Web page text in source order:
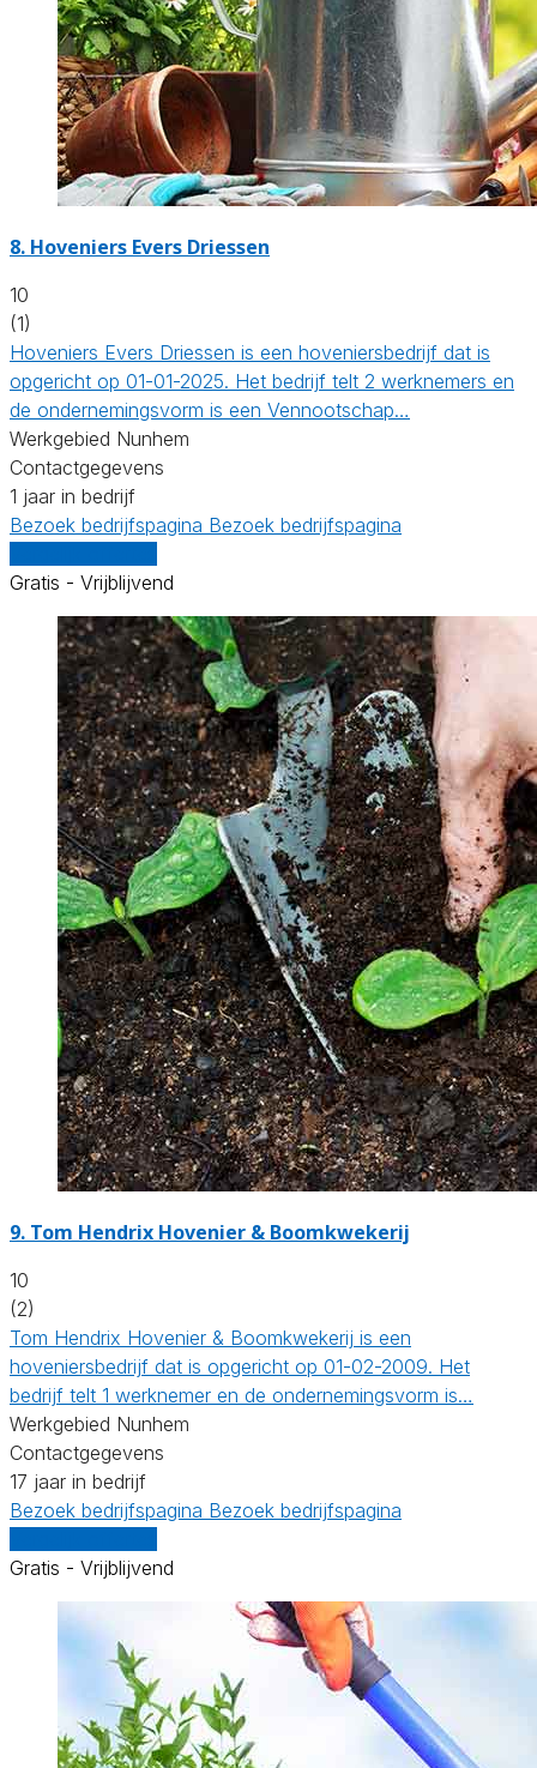
8. Hoveniers Evers Driessen
10
(1)
Hoveniers Evers Driessen is een hoveniersbedrijf dat is
opgericht op 01-01-2025. Het bedrijf telt 2 werknemers en
de ondernemingsvorm is een Vennootschap…
Werkgebied Nunhem
Contactgegevens
1 jaar in bedrijf
Bezoek bedrijfspagina Bezoek bedrijfspagina
Gratis - Vrijblijvend
9. Tom Hendrix Hovenier & Boomkwekerij
10
(2)
Tom Hendrix Hovenier & Boomkwekerij is een
hoveniersbedrijf dat is opgericht op 01-02-2009. Het
bedrijf telt 1 werknemer en de ondernemingsvorm is…
Werkgebied Nunhem
Contactgegevens
17 jaar in bedrijf
Bezoek bedrijfspagina Bezoek bedrijfspagina
Gratis - Vrijblijvend